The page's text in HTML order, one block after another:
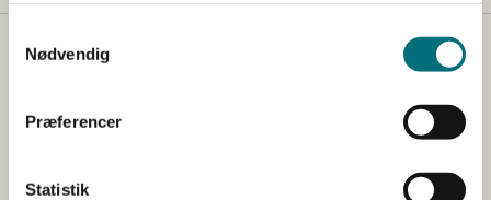
Nødvendig
Præferencer
Statistik
Kontakt
Styrelsen for Grøn Arealomlægning og Vandmiljø
Nyropsgade 30
Tlf.: +45 33 95 80 00